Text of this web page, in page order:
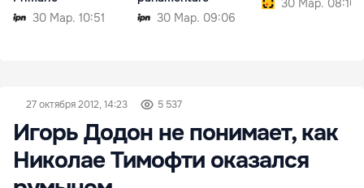
30 Мар. 10:51
30 Мар. 09:06
30 Мар. 08:10
27 октября 2012, 14:23 5 537
Игорь Додон не понимает, как
Николае Тимофти оказался